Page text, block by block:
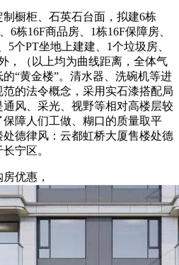
橱柜、石英石台面，拟建6栋
6栋16F商品房、1栋16F保障房、
5个PT坐地上建建、1个垃圾房、
，（以上均为曲线距离，全体气
“黄金楼”。清水器、洗碗机等进
的法令概念，采用实石漆搭配局
风、采光、视野等相对高楼层较
障人们工做、糊口的质量取平
德律风：云都虹桥大厦售楼处德
宁区。
优惠，